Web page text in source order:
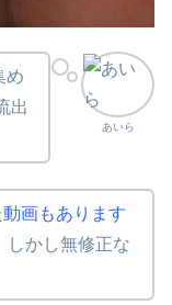
あいら
め
出
画もあります
しかし無修正な